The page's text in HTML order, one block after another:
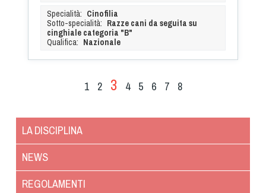
Specialità: Cinofilia
Sotto-specialità: Razze cani da seguita su
cinghiale categoria "B"
Qualifica: Nazionale
1 2 3 4 5 6 7 8
LA DISCIPLINA
NEWS
REGOLAMENTI